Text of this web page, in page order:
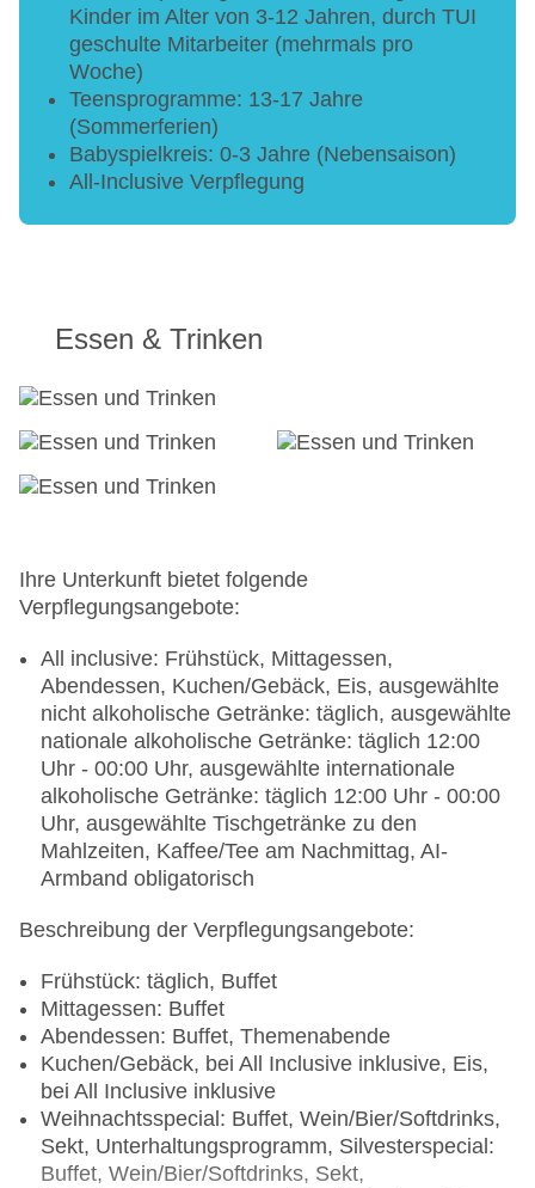
Kinder im Alter von 3-12 Jahren, durch TUI
geschulte Mitarbeiter (mehrmals pro
Woche)
Teensprogramme: 13-17 Jahre
(Sommerferien)
Babyspielkreis: 0-3 Jahre (Nebensaison)
All-Inclusive Verpflegung
Essen & Trinken
Ihre Unterkunft bietet folgende
Verpflegungsangebote:
All inclusive: Frühstück, Mittagessen,
Abendessen, Kuchen/Gebäck, Eis, ausgewählte
nicht alkoholische Getränke: täglich, ausgewählte
nationale alkoholische Getränke: täglich 12:00
Uhr - 00:00 Uhr, ausgewählte internationale
alkoholische Getränke: täglich 12:00 Uhr - 00:00
Uhr, ausgewählte Tischgetränke zu den
Mahlzeiten, Kaffee/Tee am Nachmittag, AI-
Armband obligatorisch
Beschreibung der Verpflegungsangebote:
Frühstück: täglich, Buffet
Mittagessen: Buffet
Abendessen: Buffet, Themenabende
Kuchen/Gebäck, bei All Inclusive inklusive, Eis,
bei All Inclusive inklusive
Weihnachtsspecial: Buffet, Wein/Bier/Softdrinks,
Sekt, Unterhaltungsprogramm, Silvesterspecial:
Buffet, Wein/Bier/Softdrinks, Sekt,